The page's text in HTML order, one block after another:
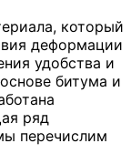
который
деформации
удобства и
битума и
ряд
перечислим